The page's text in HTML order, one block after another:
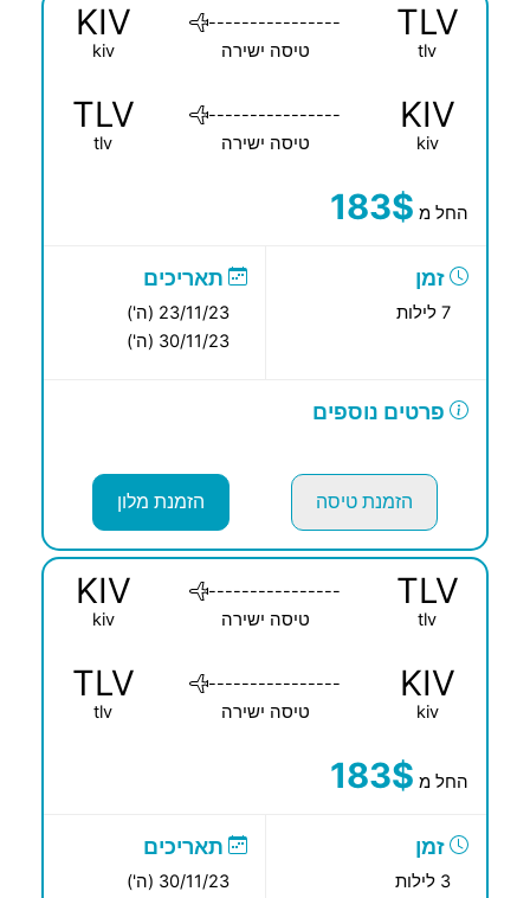
TLV
tlv
----------------
טיסה ישירה
KIV
kiv
KIV
kiv
----------------
טיסה ישירה
TLV
tlv
החל מ 183$
זמן
7 לילות
תאריכים
23/11/23 (ה')
30/11/23 (ה')
פרטים נוספים
הזמנת טיסה הזמנת מלון
TLV
tlv
----------------
טיסה ישירה
KIV
kiv
KIV
kiv
----------------
טיסה ישירה
TLV
tlv
החל מ 183$
זמן
3 לילות
תאריכים
30/11/23 (ה')